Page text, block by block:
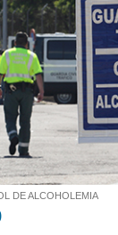
DE ALCOHOLEMIA